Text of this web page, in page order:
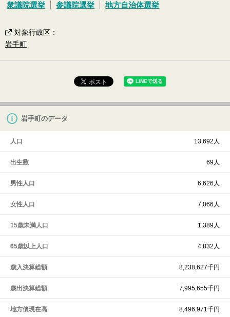
衆議院選挙 参議院選挙 地方自治体選挙
対象行政区 ：
岩手町
岩手町のデータ
人口 13,692人
出生数 69人
男性人口 6,626人
女性人口 7,066人
15歳未満人口 1,389人
65歳以上人口 4,832人
歳入決算総額 8,238,627千円
歳出決算総額 7,995,655千円
地方債現在高 8,496,971千円